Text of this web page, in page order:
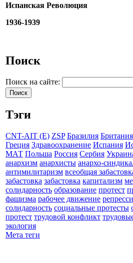
Испанская Революция
1936-1939
Поиск
Поиск на сайте:
Тэги
CNT-AIT (E) ZSP Бразилия Британия
Греция Здравоохранение Испания
МАТ Польша Россия Сербия
анархизм анархисты анархо-
антимилитаризм всеобщая
забастовка забастовка капитализм
солидарность образование протест
фашизма рабочее движение
солидарность социальные протесты
протест трудовой конфликт
экология
Мета теги